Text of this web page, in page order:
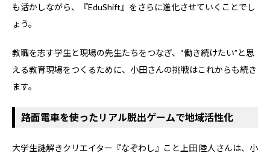
も活かしながら、『EduShift』をさらに進化させていくことでし
ょう。
教職を志す学生と現場の先生たちをつなぎ、“働き続けたい”と思
える教育現場をつくるために、小田さんの挑戦はこれからも続き
ます。
路面電車を使ったリアル脱出ゲームで地域活性化
大学生謎解きクリエイター『なぞわし』こと上田 陸人さんは、小